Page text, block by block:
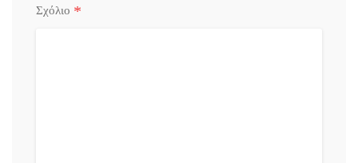
Σχόλιο *